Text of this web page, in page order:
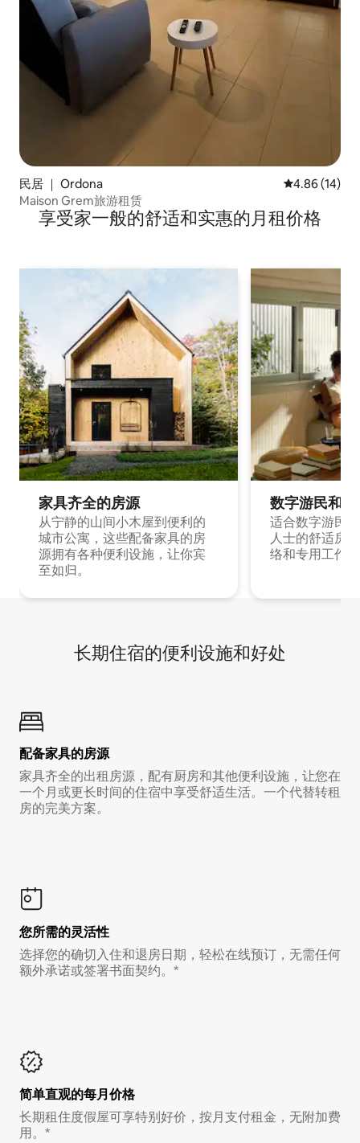
民居 ｜ Ordona 平均评分
4.86 (14)
Maison Grem旅游租赁
享受家一般的舒适和实惠的月租价格
家具齐全的房源
从宁静的山间小木屋到便利的
城市公寓，这些配备家具的房
源拥有各种便利设施，让你宾
至如归。
数字游民和
适合数字游民
人士的舒适房
络和专用工作
长期住宿的便利设施和好处
配备家具的房源
家具齐全的出租房源，配有厨房和其他便利设施，让您在
一个月或更长时间的住宿中享受舒适生活。一个代替转租
房的完美方案。
您所需的灵活性
选择您的确切入住和退房日期，轻松在线预订，无需任何
额外承诺或签署书面契约。*
简单直观的每月价格
长期租住度假屋可享特别好价，按月支付租金，无附加费
用。*